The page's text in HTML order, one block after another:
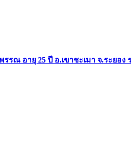
รณ อายุ 25 ปี อ.เขาชะเมา จ.ระยอง